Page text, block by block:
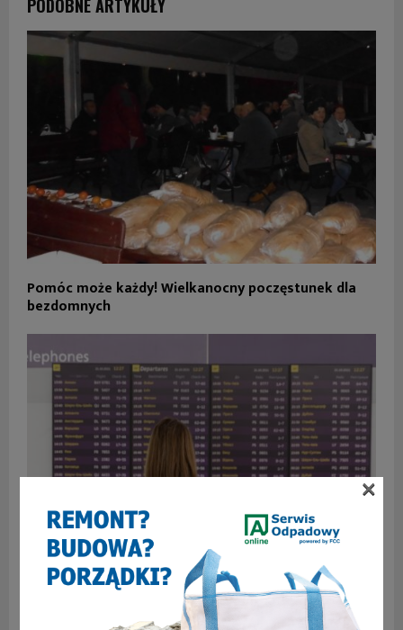
PODOBNE ARTYKUŁY
Pomóc może każdy! Wielkanocny poczęstunek dla
bezdomnych
Nie doczekała się na lotnisku ukochanego, którego
×